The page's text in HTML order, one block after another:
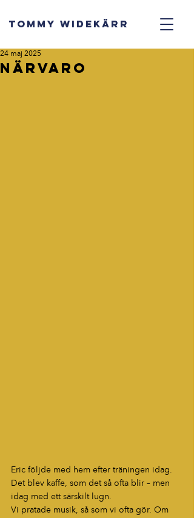
TOMMY WIDEKÄRR
Närvaro
24 maj 2025
Eric följde med hem efter träningen idag.
Det blev kaffe, som det så ofta blir – men
idag med ett särskilt lugn.
Vi pratade musik, så som vi ofta gör. Om